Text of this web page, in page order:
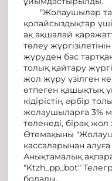
"Жолаушылар
қолайсыздықтар
ақ ақшалай
төлеу
жүруден бас
толық қайтару
жол жүру үзілген
өтпеген қашықтық
кідірістің әрбір
жолаушыларға 3%
төленеді, бірақ
Өтемақыны
кассаларынан
Анықтамалық
"Ktzh_pp_bot"
болады.